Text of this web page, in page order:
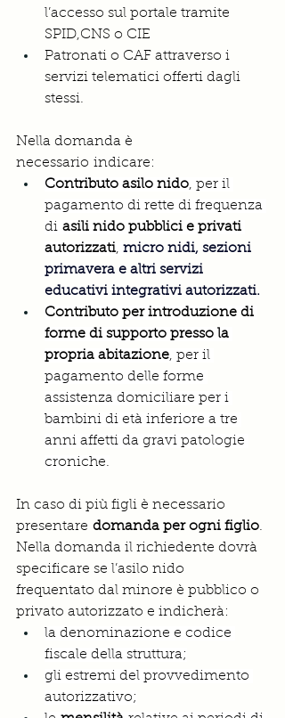
l’accesso sul portale tramite
SPID,CNS o CIE
Patronati o CAF attraverso i
servizi telematici offerti dagli
stessi.
Nella domanda è
necessario indicare:
Contributo asilo nido, per il
pagamento di rette di frequenza
di asili nido pubblici e privati
autorizzati, micro nidi, sezioni
primavera e altri servizi
educativi integrativi autorizzati.
Contributo per introduzione di
forme di supporto presso la
propria abitazione, per il
pagamento delle forme
assistenza domiciliare per i
bambini di età inferiore a tre
anni affetti da gravi patologie
croniche.
In caso di più figli è necessario
presentare domanda per ogni figlio.
Nella domanda il richiedente dovrà
specificare se l’asilo nido
frequentato dal minore è pubblico o
privato autorizzato e indicherà:
la denominazione e codice
fiscale della struttura;
gli estremi del provvedimento
autorizzativo;